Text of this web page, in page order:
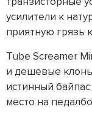
усилители к
приятную грязь
Tube Screamer
и дешевые
истинный
место на